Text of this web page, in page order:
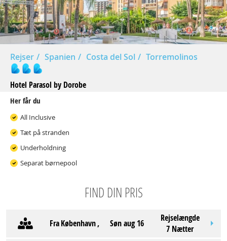
Rejser Spanien Costa del Sol Torremolinos
Hotel Parasol by Dorobe
Her får du
All Inclusive
Tæt på stranden
Underholdning
Separat børnepool
FIND DIN PRIS
Fra København, søn aug 16
Rejselængde
7 Nætter